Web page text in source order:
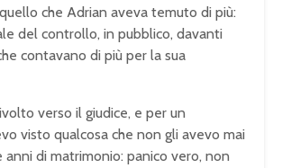
che Adrian aveva temuto di più:
del controllo, in pubblico, davanti
contavano di più per la sua
verso il giudice, e per un
visto qualcosa che non gli avevo mai
anni di matrimonio: panico vero, non